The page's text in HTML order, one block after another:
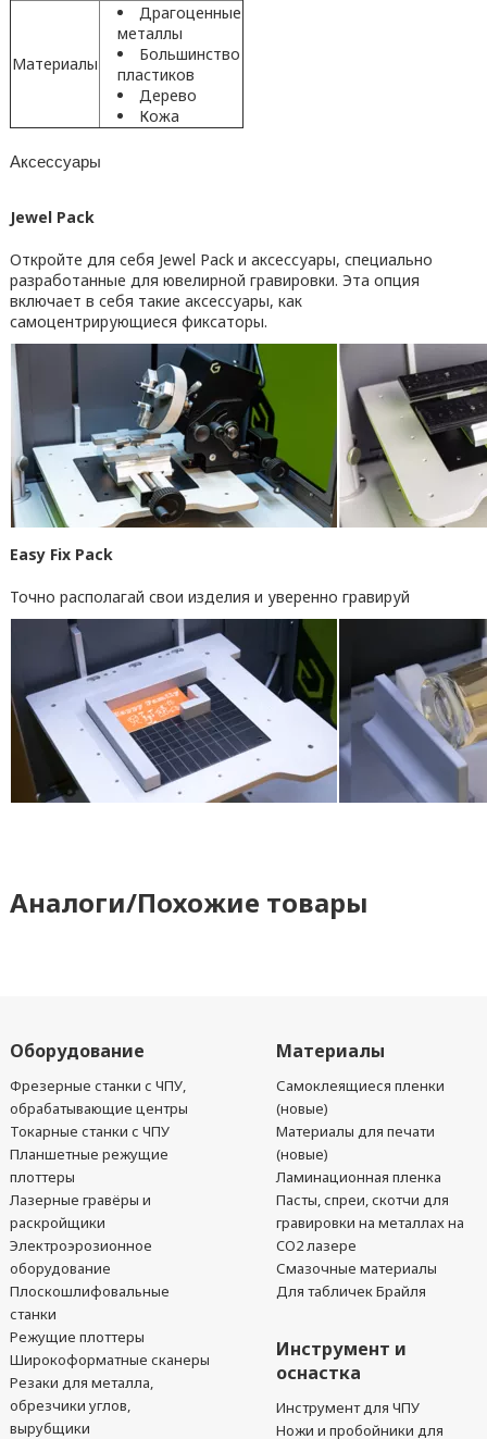
Материалы
Драгоценные
металлы
Большинство
пластиков
Дерево
Кожа
Аксессуары
Jewel Pack
Откройте для себя Jewel Pack и аксессуары, специально
разработанные для ювелирной гравировки. Эта опция
включает в себя такие аксессуары, как
самоцентрирующиеся фиксаторы.
Easy Fix Pack
Точно располагай свои изделия и уверенно гравируй
Аналоги/Похожие товары
Оборудование
Фрезерные станки с ЧПУ,
обрабатывающие центры
Токарные станки с ЧПУ
Планшетные режущие
плоттеры
Лазерные гравёры и
раскройщики
Электроэрозионное
оборудование
Плоскошлифовальные
станки
Режущие плоттеры
Широкоформатные сканеры
Резаки для металла,
обрезчики углов,
вырубщики
Материалы
Самоклеящиеся пленки
(новые)
Материалы для печати
(новые)
Ламинационная пленка
Пасты, спреи, скотчи для
гравировки на металлах на
CO2 лазере
Смазочные материалы
Для табличек Брайля
Инструмент и
оснастка
Инструмент для ЧПУ
Ножи и пробойники для